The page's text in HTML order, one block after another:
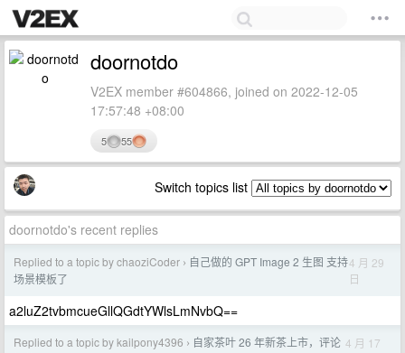
doornotdo
V2EX member #604866, joined on 2022-12-05
17:57:48 +08:00
5 55
Switch topics list
doornotdo's recent replies
Replied to a topic by chaoziCoder › 自己做的 GPT Image 2 生图 支持
场景模板了
4 月 29
日
a2luZ2tvbmcueGllQGdtYWlsLmNvbQ==
Replied to a topic by kailpony4396 › 自家茶叶 26 年新茶上市，评论 4 月 17